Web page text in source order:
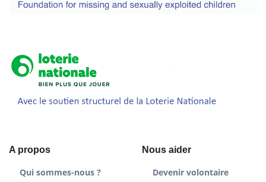
A propos
Qui sommes-nous ?
Nous aider
Devenir volontaire